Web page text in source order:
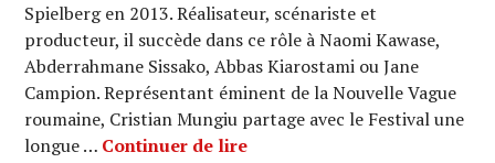
Spielberg en 2013. Réalisateur, scénariste et
producteur, il succède dans ce rôle à Naomi Kawase,
Abderrahmane Sissako, Abbas Kiarostami ou Jane
Campion. Représentant éminent de la Nouvelle Vague
roumaine, Cristian Mungiu partage avec le Festival une
longue … Continuer de lireCANNES 2017 : Cristian